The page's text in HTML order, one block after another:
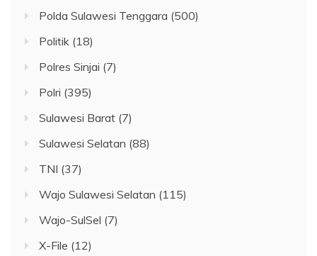
Polda Sulawesi Tenggara (500)
Politik (18)
Polres Sinjai (7)
Polri (395)
Sulawesi Barat (7)
Sulawesi Selatan (88)
TNI (37)
Wajo Sulawesi Selatan (115)
Wajo-SulSel (7)
X-File (12)